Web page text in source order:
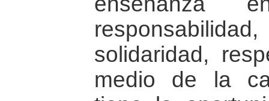
solidaridad,
medio de la